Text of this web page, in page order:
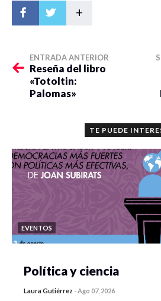
+
ENTRADA ANTERIOR
Reseña del libro
«Totoltin:
Palomas»
TE PUEDE
EVENTOS
Política y ciencia
Laura Gutiérrez -Ago 07, 2026